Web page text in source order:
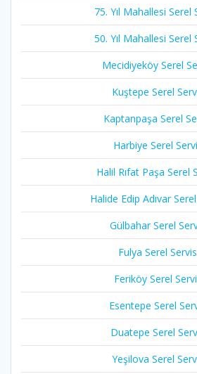
75. Yıl Mahallesi Serel
50. Yıl Mahallesi Serel
Mecidiyeköy Serel
Kuştepe Serel
Kaptanpaşa Serel
Harbiye Serel
Halil Rıfat Paşa Serel
Halide Edip Adıvar
Gülbahar Serel
Fulya Serel Servis
Feriköy Serel
Esentepe Serel
Duatepe Serel
Yeşilova Serel